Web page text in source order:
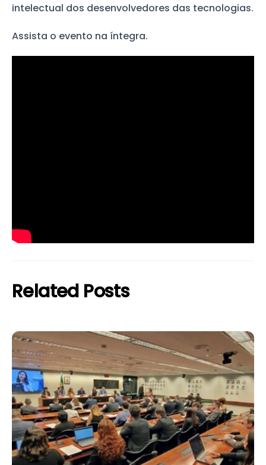
intelectual dos desenvolvedores das tecnologias.
Assista o evento na íntegra.
Related Posts